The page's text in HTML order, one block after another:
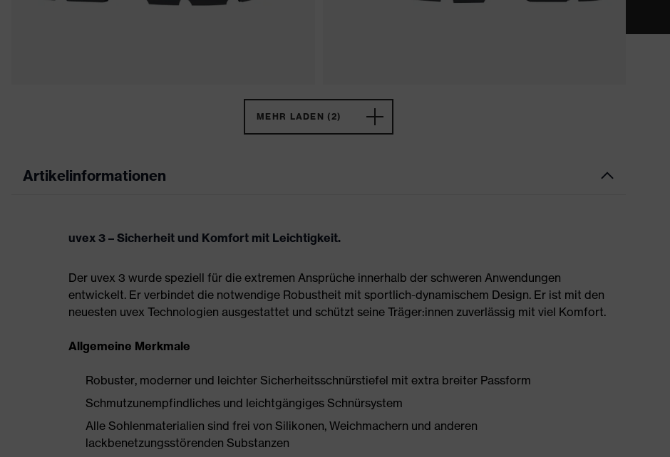
MEHR LADEN (2)
Artikelinformationen
uvex 3 – Sicherheit und Komfort mit Leichtigkeit.
Der uvex 3 wurde speziell für die extremen Ansprüche innerhalb der schweren Anwendungen
entwickelt. Er verbindet die notwendige Robustheit mit sportlich-dynamischem Design. Er ist mit den
neuesten uvex Technologien ausgestattet und schützt seine Träger:innen zuverlässig mit viel Komfort.
Allgemeine Merkmale
Robuster, moderner und leichter Sicherheitsschnürstiefel mit extra breiter Passform
Schmutzunempfindliches und leichtgängiges Schnürsystem
Alle Sohlenmaterialien sind frei von Silikonen, Weichmachern und anderen
lackbenetzungsstörenden Substanzen